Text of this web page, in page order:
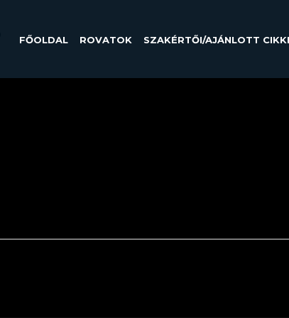
FŐOLDAL ROVATOK SZAKÉRTŐI/AJÁNLOTT